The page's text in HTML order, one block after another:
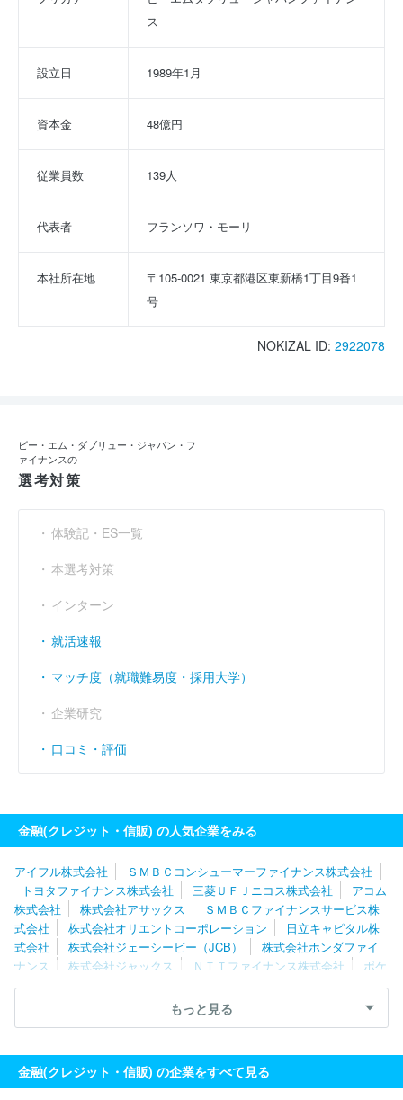
ス
設立日 1989年1月
資本金 48億円
従業員数 139人
代表者 フランソワ・モーリ
本社所在地
〒105-0021 東京都港区東新橋1丁目9番1
号
NOKIZAL ID: 2922078
ビー・エム・ダブリュー・ジャパン・フ
ァイナンスの
選考対策
体験記・ES一覧
本選考対策
インターン
就活速報
マッチ度（就職難易度・採用大学）
企業研究
口コミ・評価
金融(クレジット・信販) の人気企業をみる
アイフル株式会社
ＳＭＢＣコンシューマーファイナンス株式会社
トヨタファイナンス株式会社
三菱ＵＦＪニコス株式会社
アコム
株式会社
株式会社アサックス
ＳＭＢＣファイナンスサービス株
式会社
株式会社オリエントコーポレーション
日立キャピタル株
式会社
株式会社ジェーシービー（JCB）
株式会社ホンダファイ
ナンス
株式会社ジャックス ＮＴＴファイナンス株式会社
ポケ
ットカード株式会社
楽天カード株式会社
新生フィナンシャル株
株式会社ビューカード
株式会社銀蔵
ａｙカード株式会社
東急カード株式会社
株式会社しんきんカー
ド
株式会社日専連ファイナンス
株式会社エム・アール・エフ
もっと見る
金融(クレジット・信販) の企業をすべて見る